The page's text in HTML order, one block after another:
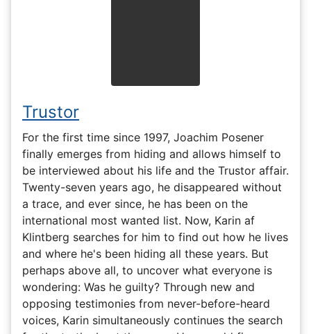
Trustor
For the first time since 1997, Joachim Posener
finally emerges from hiding and allows himself to
be interviewed about his life and the Trustor affair.
Twenty-seven years ago, he disappeared without
a trace, and ever since, he has been on the
international most wanted list. Now, Karin af
Klintberg searches for him to find out how he lives
and where he's been hiding all these years. But
perhaps above all, to uncover what everyone is
wondering: Was he guilty? Through new and
opposing testimonies from never-before-heard
voices, Karin simultaneously continues the search